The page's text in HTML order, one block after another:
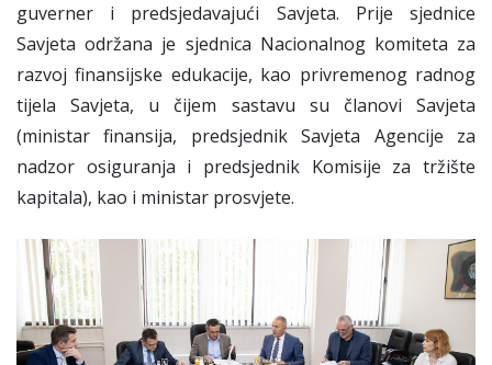
guverner i predsjedavajući Savjeta. Prije sjednice
Savjeta održana je sjednica Nacionalnog komiteta za
razvoj finansijske edukacije, kao privremenog radnog
tijela Savjeta, u čijem sastavu su članovi Savjeta
(ministar finansija, predsjednik Savjeta Agencije za
nadzor osiguranja i predsjednik Komisije za tržište
kapitala), kao i ministar prosvjete.